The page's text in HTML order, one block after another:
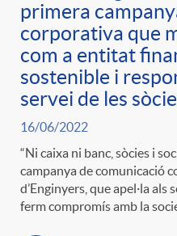
r
a
S
a
p
e
r
c
e
n
i
d
i
c
a
d
primera
corporativa que
com a entitat
sostenible i
servei de les
16/06/2022
“Ni caixa ni banc, sòcies i
campanya de comunicació
d’Enginyers, que apel·la
ferm compromís amb la